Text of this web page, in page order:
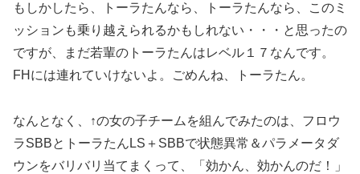
もしかしたら、トーラたんなら、トーラたんなら、このミ
ッションも乗り越えられるかもしれない・・・と思ったの
ですが、まだ若輩のトーラたんはレベル１７なんです。
FHには連れていけないよ。ごめんね、トーラたん。
なんとなく、↑の女の子チームを組んでみたのは、フロウ
ラSBBとトーラたんLS＋SBBで状態異常＆パラメータダ
ウンをバリバリ当てまくって、「効かん、効かんのだ！」